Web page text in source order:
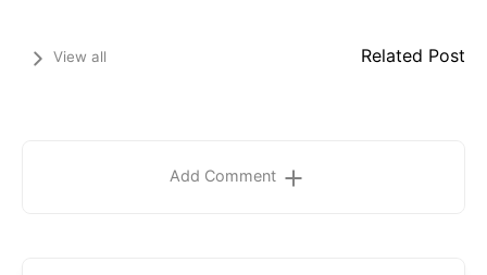
Related Post
View all